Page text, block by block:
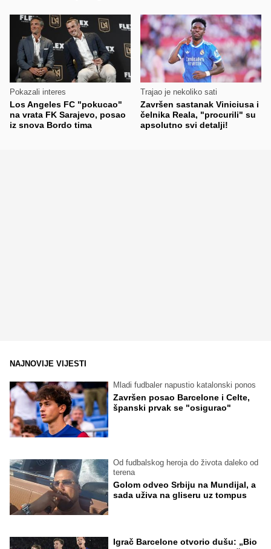
Pokazali interes
Los Angeles FC "pokucao"
na vrata FK Sarajevo, posao
iz snova Bordo tima
Trajao je nekoliko sati
Završen sastanak Viniciusa i
čelnika Reala, "procurili" su
apsolutno svi detalji!
NAJNOVIJE VIJESTI
Mladi fudbaler napustio katalonski ponos
Završen posao Barcelone i Celte,
španski prvak se "osigurao"
Od fudbalskog heroja do života daleko od
terena
Golom odveo Srbiju na Mundijal, a
sada uživa na gliseru uz tompus
Igrač Barcelone otvorio dušu: „Bio